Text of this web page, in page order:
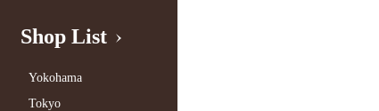
Shop List
Yokohama
Tokyo